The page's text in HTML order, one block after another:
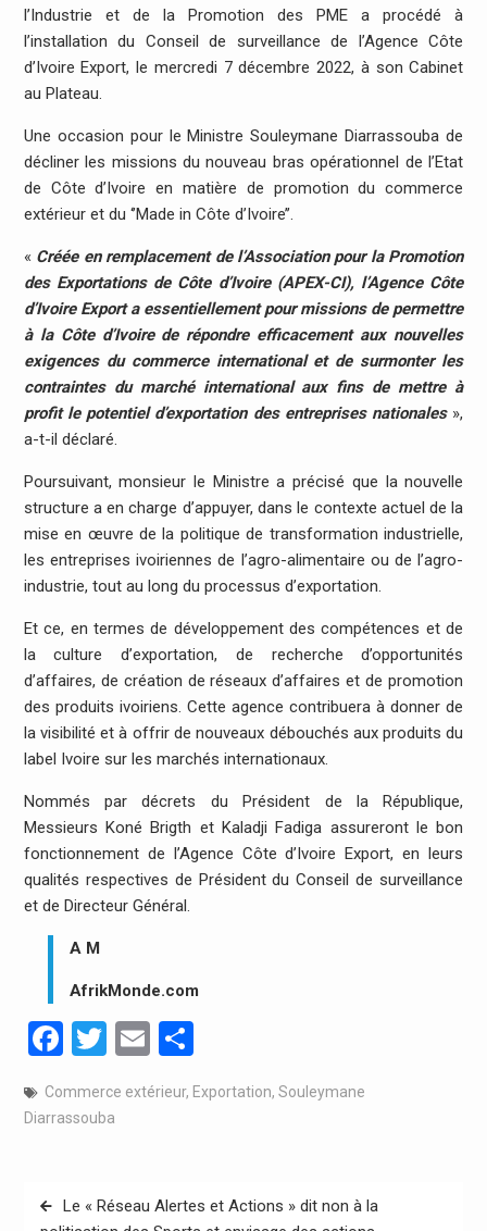
l’Industrie et de la Promotion des PME a procédé à
l’installation du Conseil de surveillance de l’Agence Côte
d’Ivoire Export, le mercredi 7 décembre 2022, à son Cabinet
au Plateau.
Une occasion pour le Ministre Souleymane Diarrassouba de
décliner les missions du nouveau bras opérationnel de l’Etat
de Côte d’Ivoire en matière de promotion du commerce
extérieur et du ‘’Made in Côte d’Ivoire’’.
« Créée en remplacement de l’Association pour la Promotion
des Exportations de Côte d’Ivoire (APEX-CI), l’Agence Côte
d’Ivoire Export a essentiellement pour missions de permettre
à la Côte d’Ivoire de répondre efficacement aux nouvelles
exigences du commerce international et de surmonter les
contraintes du marché international aux fins de mettre à
profit le potentiel d’exportation des entreprises nationales»,
a-t-il déclaré.
Poursuivant, monsieur le Ministre a précisé que la nouvelle
structure a en charge d’appuyer, dans le contexte actuel de la
mise en œuvre de la politique de transformation industrielle,
les entreprises ivoiriennes de l’agro-alimentaire ou de l’agro-
industrie, tout au long du processus d’exportation.
Et ce, en termes de développement des compétences et de
la culture d’exportation, de recherche d’opportunités
d’affaires, de création de réseaux d’affaires et de promotion
des produits ivoiriens. Cette agence contribuera à donner de
la visibilité et à offrir de nouveaux débouchés aux produits du
label Ivoire sur les marchés internationaux.
Nommés par décrets du Président de la République,
Messieurs Koné Brigth et Kaladji Fadiga assureront le bon
fonctionnement de l’Agence Côte d’Ivoire Export, en leurs
qualités respectives de Président du Conseil de surveillance
et de Directeur Général.
A M
AfrikMonde.com
Facebook
Twitter
EmailPartager
Commerce extérieur, Exportation, Souleymane
Diarrassouba
Navigation
Le « Réseau Alertes et Actions » dit non à la